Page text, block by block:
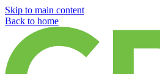
Skip to main content
Back to home